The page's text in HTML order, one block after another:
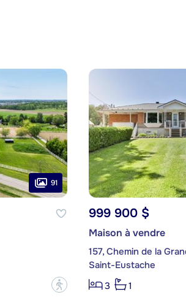
91
?
999 900 $
Maison à vendre
157, Chemin de la
Saint-Eustache
3
1